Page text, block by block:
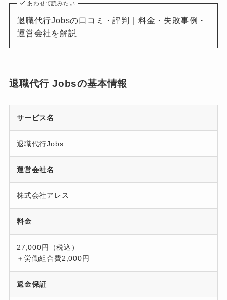
あわせて読みたい
退職代行Jobsの口コミ・評判｜料金・失敗事例・
運営会社を解説
退職代行 Jobsの基本情報
サービス名
退職代行Jobs
運営会社名
株式会社アレス
料金
27,000円（税込）
＋労働組合費2,000円
返金保証